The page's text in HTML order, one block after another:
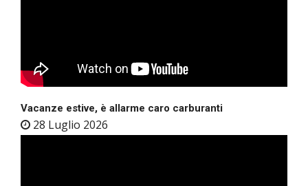
Vacanze estive, è allarme caro carburanti
28 Luglio 2026